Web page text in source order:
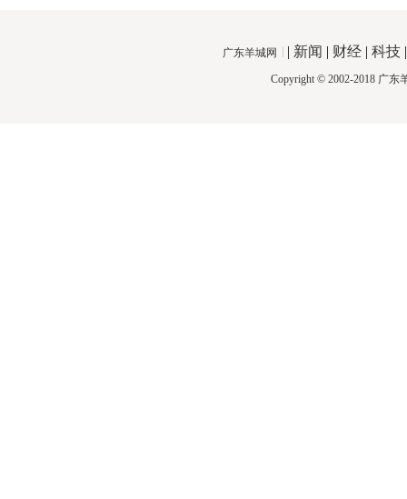
广东羊城网 | 新闻 | 财经 | 科技
Copyright © 2002-2018 广东